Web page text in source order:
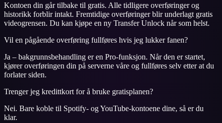
Kontoen din går tilbake til gratis. Alle tidligere overføringer og
historikk forblir intakt. Fremtidige overføringer blir underlagt gratis
videogrensen. Du kan kjøpe en ny Transfer Unlock når som helst.
Vil en pågående overføring fullføres hvis jeg lukker fanen?
Ja – bakgrunnsbehandling er en Pro-funksjon. Når den er startet,
kjører overføringen din på serverne våre og fullføres selv etter at du
forlater siden.
Trenger jeg kredittkort for å bruke gratisplanen?
Nei. Bare koble til Spotify- og YouTube-kontoene dine, så er du
klar.